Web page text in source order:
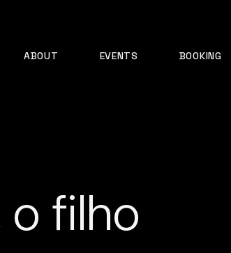
ABOUT EVENTS BOOKING
o filho